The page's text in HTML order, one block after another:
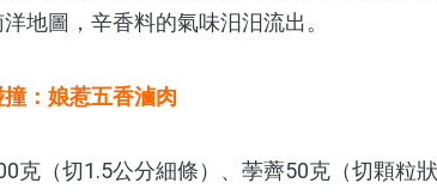
地圖，辛香料的氣味汨汨流出。
：娘惹五香滷肉
克（切1.5公分細條）、荸薺50克（切顆粒